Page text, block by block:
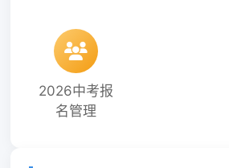
2026中考报
名管理